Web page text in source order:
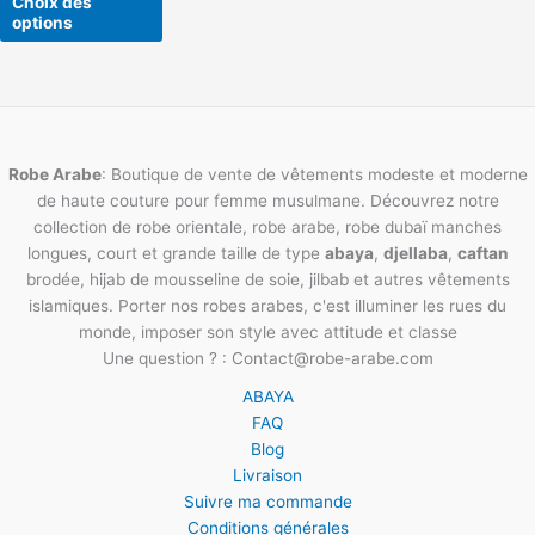
options
produit
Robe Arabe: Boutique de vente de vêtements modeste et moderne
de haute couture pour femme musulmane. Découvrez notre
collection de robe orientale, robe arabe, robe dubaï manches
longues, court et grande taille de type abaya, djellaba, caftan
brodée, hijab de mousseline de soie, jilbab et autres vêtements
islamiques. Porter nos robes arabes, c'est illuminer les rues du
monde, imposer son style avec attitude et classe
Une question ? : Contact@robe-arabe.com
ABAYA
FAQ
Blog
Livraison
Suivre ma commande
Conditions générales